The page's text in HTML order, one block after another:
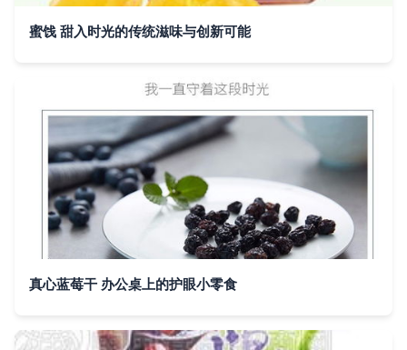
蜜饯 甜入时光的传统滋味与创新可能
真心蓝莓干 办公桌上的护眼小零食